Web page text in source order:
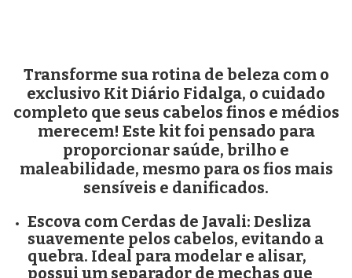
Transforme sua rotina de beleza com o
exclusivo Kit Diário Fidalga, o cuidado
completo que seus cabelos finos e médios
merecem! Este kit foi pensado para
proporcionar saúde, brilho e
maleabilidade, mesmo para os fios mais
sensíveis e danificados.
Escova com Cerdas de Javali: Desliza
suavemente pelos cabelos, evitando a
quebra. Ideal para modelar e alisar,
possui um separador de mechas que